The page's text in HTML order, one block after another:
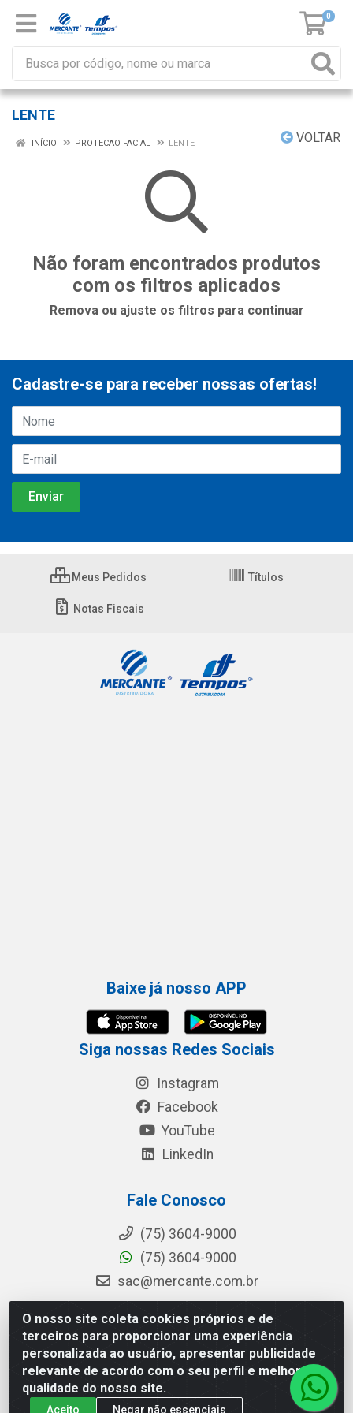
0
LENTE
VOLTAR
INÍCIO PROTECAO FACIAL LENTE
Não foram encontrados produtos
com os filtros aplicados
Remova ou ajuste os filtros para continuar
O nosso site coleta cookies próprios e de
terceiros para proporcionar uma experiência
personalizada ao usuário, apresentar publicidade
relevante de acordo com o seu perfil e melhorar a
qualidade do nosso site.
Aceito Negar não essenciais
Cadastre-se para receber nossas ofertas!
Meus Pedidos Títulos
Notas Fiscais
Baixe já nosso APP
Siga nossas Redes Sociais
Instagram
Facebook
YouTube
LinkedIn
Fale Conosco
(75) 3604-9000
(75) 3604-9000
sac@mercante.com.br
Mercante Distribuidora - Rua Mercante, 699 - Aviário, Feira de
Santana/BA - CEP 44.096-218 - CNPJ 96.755.848/0001-08